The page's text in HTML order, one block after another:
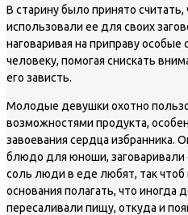
В старину было принято
использовали ее для своих
наговаривая на приправу
человеку, помогая снискать
его зависть.
Молодые девушки охотно
возможностями продукта,
завоевания сердца избранника.
блюдо для юноши, заговаривали
соль люди в еде любят, так
основания полагать, что иногда
пересаливали пищу, откуда и